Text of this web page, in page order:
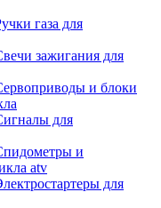
газа для
зажигания для
и блоки
для
и
atv
для